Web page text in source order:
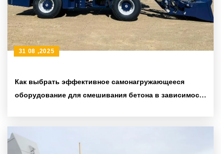
Как выбрать эффективное самонагружающееся
оборудование для смешивания бетона в зависимости
31 08 ,2025